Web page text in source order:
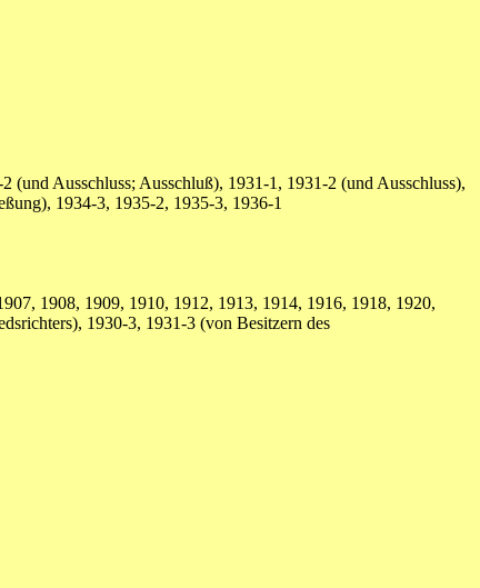
Ausschluss; Ausschluß), 1931-1, 1931-2 (und Ausschluss),
1934-3, 1935-2, 1935-3, 1936-1
1908, 1909, 1910, 1912, 1913, 1914, 1916, 1918, 1920,
1930-3, 1931-3 (von Besitzern des